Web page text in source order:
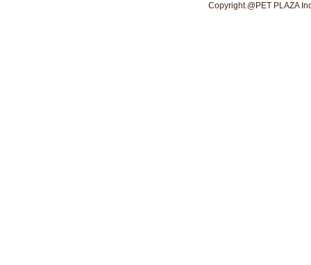
Copyright.@PET PLAZA